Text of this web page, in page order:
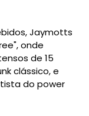
Jaymotts
onde
de 15
clássico, e
do power